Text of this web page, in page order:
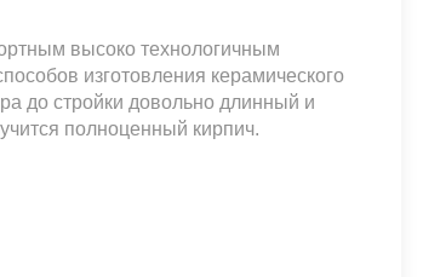
высоко технологичным
изготовления керамического
до стройки довольно длинный и
полноценный кирпич.